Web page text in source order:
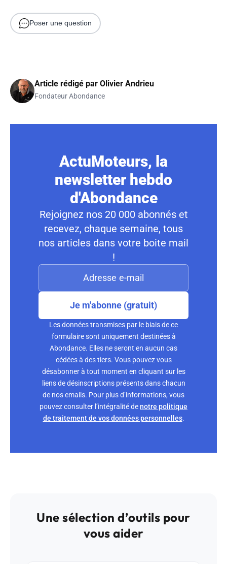
Poser une question
Article rédigé par Olivier Andrieu
Fondateur Abondance
ActuMoteurs, la
newsletter hebdo
d'Abondance
Rejoignez nos 20 000 abonnés et
recevez, chaque semaine, tous
nos articles dans votre boite mail
!
Je m'abonne (gratuit)
Les données transmises par le biais de ce
formulaire sont uniquement destinées à
Abondance. Elles ne seront en aucun cas
cédées à des tiers. Vous pouvez vous
désabonner à tout moment en cliquant sur les
liens de désinscriptions présents dans chacun
de nos emails. Pour plus d’informations, vous
pouvez consulter l’intégralité denotre politique
de traitement de vos données personnelles.
Une sélection d’outils pour
vous aider